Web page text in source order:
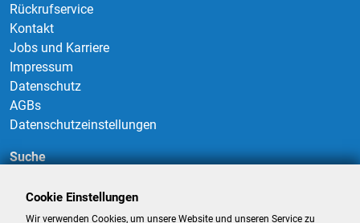
Rückrufservice
Kontakt
Jobs und Karriere
Impressum
Datenschutz
AGBs
Datenschutzeinstellungen
Suche
Cookie Einstellungen
Wir verwenden Cookies, um unsere Website und unseren Service zu